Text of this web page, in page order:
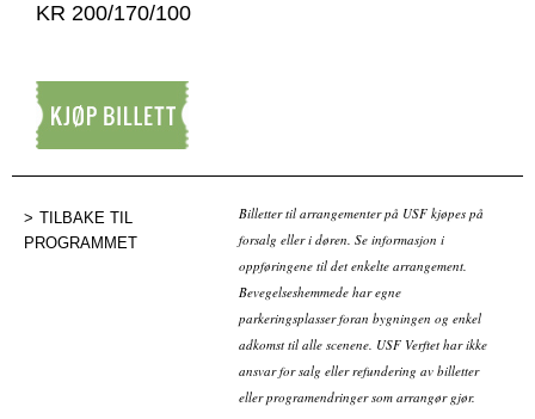
KR 200/170/100
TILBAKE TIL
PROGRAMMET
Billetter til arrangementer på USF kjøpes på
forsalg eller i døren. Se informasjon i
oppføringene til det enkelte arrangement.
Bevegelseshemmede har egne
parkeringsplasser foran bygningen og enkel
adkomst til alle scenene. USF Verftet har ikke
ansvar for salg eller refundering av billetter
eller programendringer som arrangør gjør.